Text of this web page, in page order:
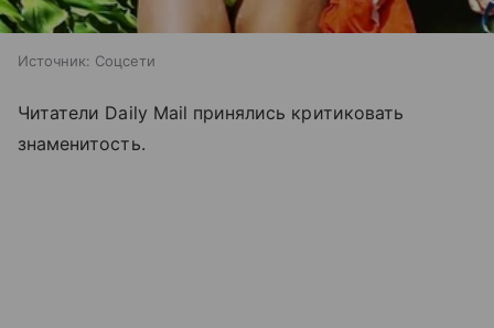
Источник: Соцсети
Читатели Daily Mail принялись критиковать
знаменитость.